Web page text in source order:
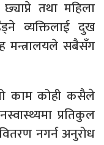
तथा महिला
व्यक्तिलाई दुख
मन्त्रालयले सबैसँग
काम कोही कसैले
प्रतिकुल
नगर्न अनुरोध